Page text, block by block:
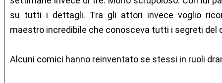
su tutti i dettagli. Tra gli attori invece voglio
maestro incredibile che conosceva tutti i segreti del
Alcuni comici hanno reinventato se stessi in ruoli